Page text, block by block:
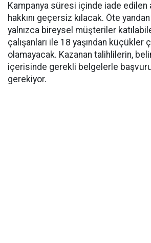
Kampanya süresi içinde iade edilen
hakkını geçersiz kılacak. Öte
yalnızca bireysel müşteriler
çalışanları ile 18 yaşından küçükler
olamayacak. Kazanan talihlilerin,
içerisinde gerekli belgelerle başvuru
gerekiyor.